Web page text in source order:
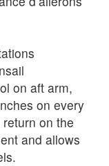
on aft arm,
on every
on the
and allows